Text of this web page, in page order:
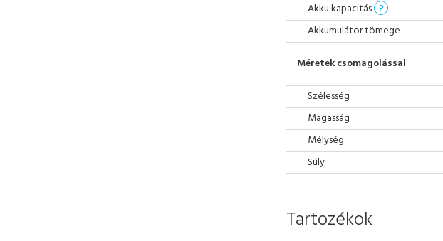
Akku kapacitás ?
Akkumulátor tömege
Méretek csomagolással
Szélesség
Magasság
Mélység
Súly
Tartozékok